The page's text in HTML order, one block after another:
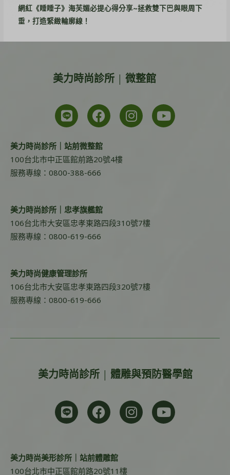
網紅《睡睡子》海芙媚必提心得分享~拯救雙下巴與眼周下
垂，打造緊緻輪廓線！
美力時尚診所 | 微整館
美力時尚診所｜站前微整館
100台北市中正區館前路20號4樓
服務專線：0800-388-666
美力時尚診所｜忠孝旗艦館
106台北市大安區忠孝東路四段310號7樓
服務專線：0800-619-666
美力時尚健康管理診所
106台北市大安區忠孝東路四段320號7樓
服務專線：0800-619-666
美力時尚診所 | 體雕與預防醫學館
美力時尚美形診所｜站前體雕館
100台北市中正區館前路20號11樓